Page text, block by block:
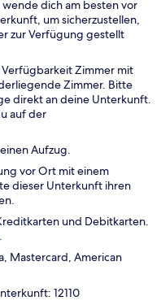
dich am besten vor
um sicherzustellen,
zur Verfügung gestellt
Zimmer mit
Zimmer. Bitte
direkt an deine Unterkunft.
auf der
Aufzug.
vor Ort mit einem
dieser Unterkunft ihren
und Debitkarten.
Mastercard, American
12110